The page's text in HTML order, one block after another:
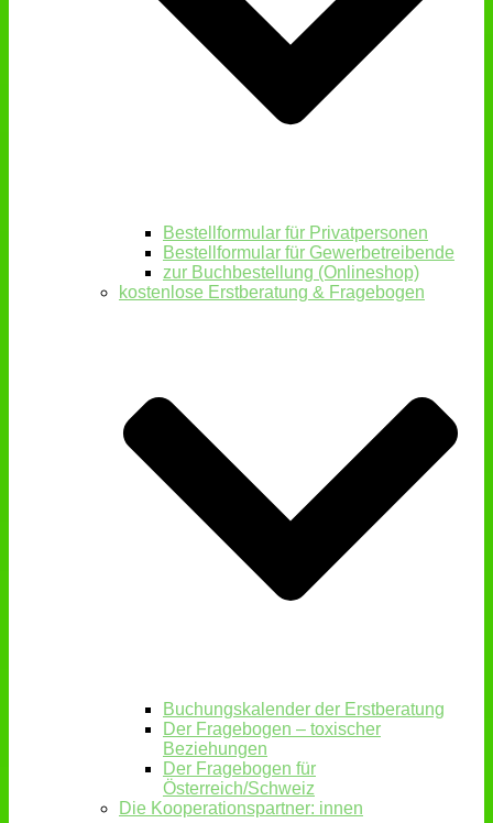
Bestellformular für Privatpersonen
Bestellformular für Gewerbetreibende
zur Buchbestellung (Onlineshop)
kostenlose Erstberatung & Fragebogen
Buchungskalender der Erstberatung
Der Fragebogen – toxischer
Beziehungen
Der Fragebogen für
Österreich/Schweiz
Die Kooperationspartner: innen